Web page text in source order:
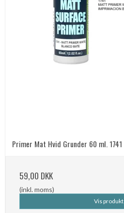
Primer Mat Hvid Grunder 60 ml. 1741
59,00 DKK
(inkl. moms)
Vis produkt